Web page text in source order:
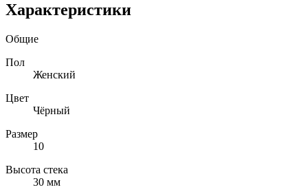
Характеристики
Общие
Пол
Женский
Цвет
Чёрный
Размер
10
Высота стека
30 мм